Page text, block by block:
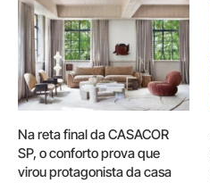
Na reta final da CASACOR
SP, o conforto prova que
virou protagonista da casa